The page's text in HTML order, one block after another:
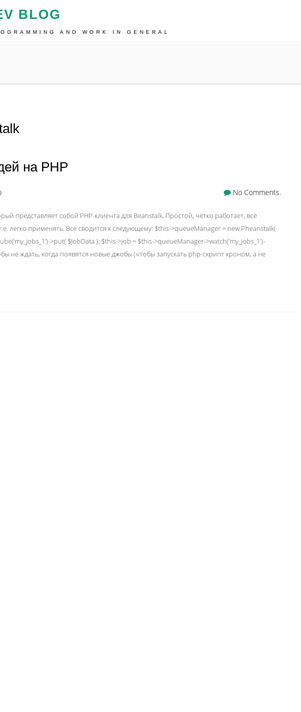
BLOG
AND WORK IN GENERAL
на PHP
No Comments.
представляет собой PHP-клиента для Beanstalk. Простой, чётко работает, всё
легко применять. Всё сводится к следующему: $this->queueManager = new Pheanstalk(
>put( $JobData ); $this->job = $this->queueManager->watch(‘my_jobs_1’)-
не ждать, когда появятся новые джобы (чтобы запускать php-скрипт кроном, а не